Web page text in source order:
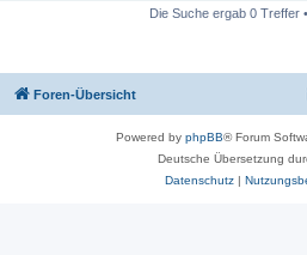
Die Suche ergab 0 Treffer
Foren-Übersicht
Powered by phpBB® Forum
Deutsche Übersetzung
Datenschutz|